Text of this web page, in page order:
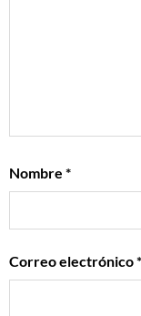
Nombre *
Correo electrónico*